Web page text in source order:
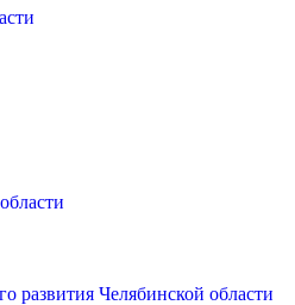
развития Челябинской области